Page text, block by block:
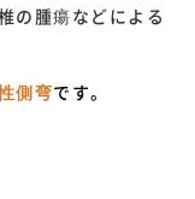
の腫瘍などによる
側弯です。